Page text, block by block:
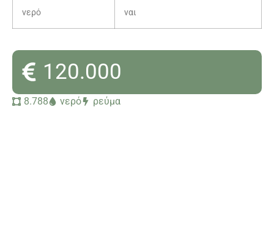
νερό ναι
120.000
8.788 νερό ρεύμα